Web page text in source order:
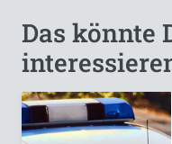
Das könnte